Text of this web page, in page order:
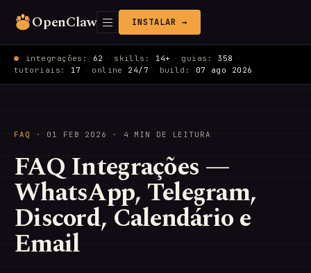
OpenClaw INSTALAR →
integrações: 62 · skills: 14+ · guias: 358 ·
tutoriais: 17 · online 24/7 · build: 07 ago 2026
FAQ · 01 FEB 2026 · 4 MIN DE LEITURA
FAQ Integrações —
WhatsApp, Telegram,
Discord, Calendário e
Email